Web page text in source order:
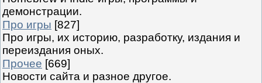
демонстрации.
Про игры [827]
Про игры, их историю, разработку, издания и
переиздания оных.
Прочее [669]
Новости сайта и разное другое.